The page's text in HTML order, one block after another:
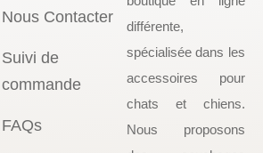
Nous Contacter
Suivi de
commande
FAQs
différente,
spécialisée dans les
accessoires pour
chats et chiens.
Nous proposons